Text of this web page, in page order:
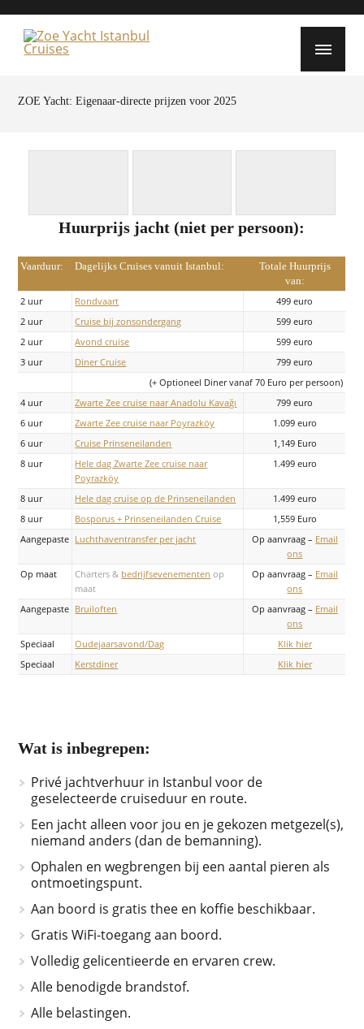
ZOE Yacht: Eigenaar-directe prijzen voor 2025
Huurprijs jacht (niet per persoon):
Vaarduur: Dagelijks Cruises vanuit Istanbul:
Totale Huurprijs
van:
2 uur
Rondvaart
499 euro
2 uur
Cruise bij zonsondergang
599 euro
2 uur
Avond cruise
599 euro
3 uur
Diner Cruise
799 euro
(+ Optioneel Diner vanaf 70 Euro per persoon)
4 uur
Zwarte Zee cruise naar Anadolu Kavağı
799 euro
6 uur
Zwarte Zee cruise naar Poyrazköy
1.099 euro
6 uur
Cruise Prinseneilanden
1,149 Euro
8 uur
Hele dag Zwarte Zee cruise naar
Poyrazköy
1.499 euro
8 uur Hele dag cruise op de Prinseneilanden
1.499 euro
8 uur
Bosporus + Prinseneilanden Cruise
1,559 Euro
Aangepaste Luchthaventransfer per jacht Op aanvraag – Email
ons
Op maat
Charters & bedrijfsevenementen op
maat
Op aanvraag – Email
ons
Aangepaste Bruiloften Op aanvraag – Email
ons
Speciaal
Oudejaarsavond/Dag
Klik hier
Speciaal
Kerstdiner Klik hier
Wat is inbegrepen:
Privé jachtverhuur in Istanbul voor de
geselecteerde cruiseduur en route.
Een jacht alleen voor jou en je gekozen metgezel(s),
niemand anders (dan de bemanning).
Ophalen en wegbrengen bij een aantal pieren als
ontmoetingspunt.
Aan boord is gratis thee en koffie beschikbaar.
Gratis WiFi-toegang aan boord.
Volledig gelicentieerde en ervaren crew.
Alle benodigde brandstof.
Alle belastingen.